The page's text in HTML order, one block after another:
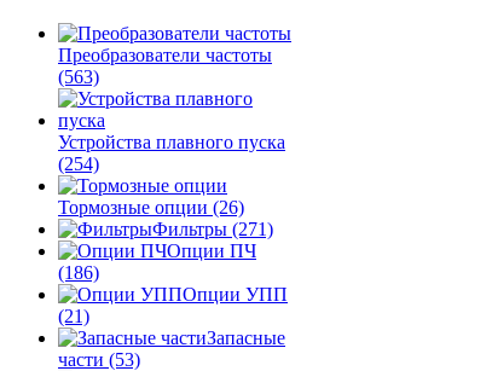
Преобразователи частоты
(563)
Устройства плавного пуска
(254)
Тормозные опции (26)
Фильтры (271)
Опции ПЧ
(186)
Опции УПП
(21)
Запасные
части (53)